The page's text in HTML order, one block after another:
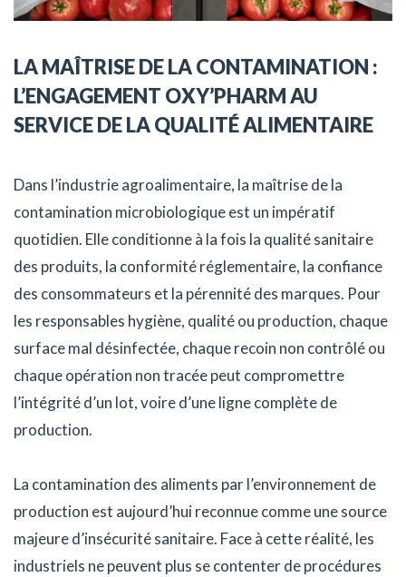
LA MAÎTRISE DE LA CONTAMINATION :
L’ENGAGEMENT OXY’PHARM AU
SERVICE DE LA QUALITÉ ALIMENTAIRE
Dans l’industrie agroalimentaire, la maîtrise de la
contamination microbiologique est un impératif
quotidien. Elle conditionne à la fois la qualité sanitaire
des produits, la conformité réglementaire, la confiance
des consommateurs et la pérennité des marques. Pour
les responsables hygiène, qualité ou production, chaque
surface mal désinfectée, chaque recoin non contrôlé ou
chaque opération non tracée peut compromettre
l’intégrité d’un lot, voire d’une ligne complète de
production.
La contamination des aliments par l’environnement de
production est aujourd’hui reconnue comme une source
majeure d’insécurité sanitaire. Face à cette réalité, les
industriels ne peuvent plus se contenter de procédures